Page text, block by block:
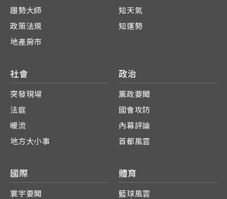
趨勢大師
政策法規
地產房市
知天氣
知運勢
社會
突發現場
法庭
暖流
地方大小事
政治
黨政要聞
國會攻防
內幕評論
首都風雲
國際
寰宇要聞
體育
籃球風雲